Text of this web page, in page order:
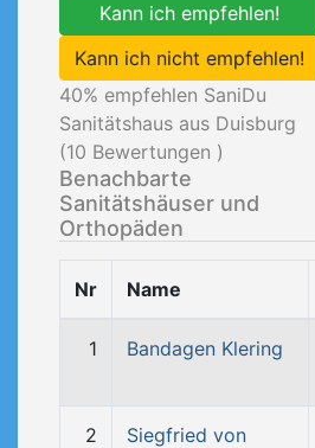
Kann ich empfehlen!
Kann ich nicht empfehlen!
40% empfehlen SaniDu
Sanitätshaus aus Duisburg
(10 Bewertungen )
Benachbarte
Sanitätshäuser und
Orthopäden
Nr Name
1 Bandagen Klering
2
Siegfried von